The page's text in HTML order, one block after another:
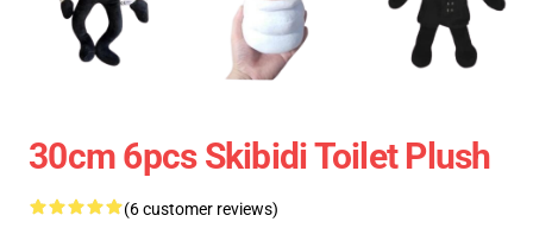
30cm 6pcs Skibidi Toilet Plush
(6 customer reviews)